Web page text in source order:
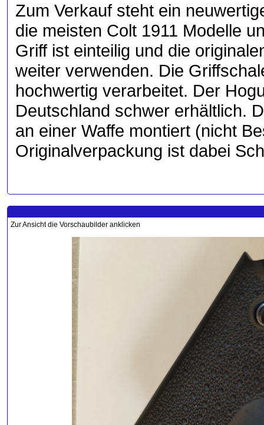
Zum Verkauf steht ein
die meisten Colt 1911 Modelle
Griff ist einteilig und die
weiter verwenden. Die
hochwertig verarbeitet. Der
Deutschland schwer erhältlich.
an einer Waffe montiert (nicht
Originalverpackung ist dabei
Zur Ansicht die Vorschaubilder anklicken